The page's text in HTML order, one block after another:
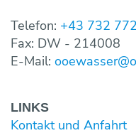
Telefon: +43 732
Fax: DW - 214008
E-Mail:
LINKS
Kontakt und Anfahrt